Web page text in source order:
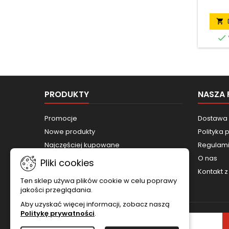
do


PRODUKTY
Promocje
Nowe produkty
Najczęściej kupowane
NASZA
Dostawa
Polityka
O nas
Kontakt
Pliki cookies
Ten sklep używa plików cookie w celu poprawy
jakości przeglądania.
Aby uzyskać więcej informacji, zobacz naszą
Politykę prywatności.